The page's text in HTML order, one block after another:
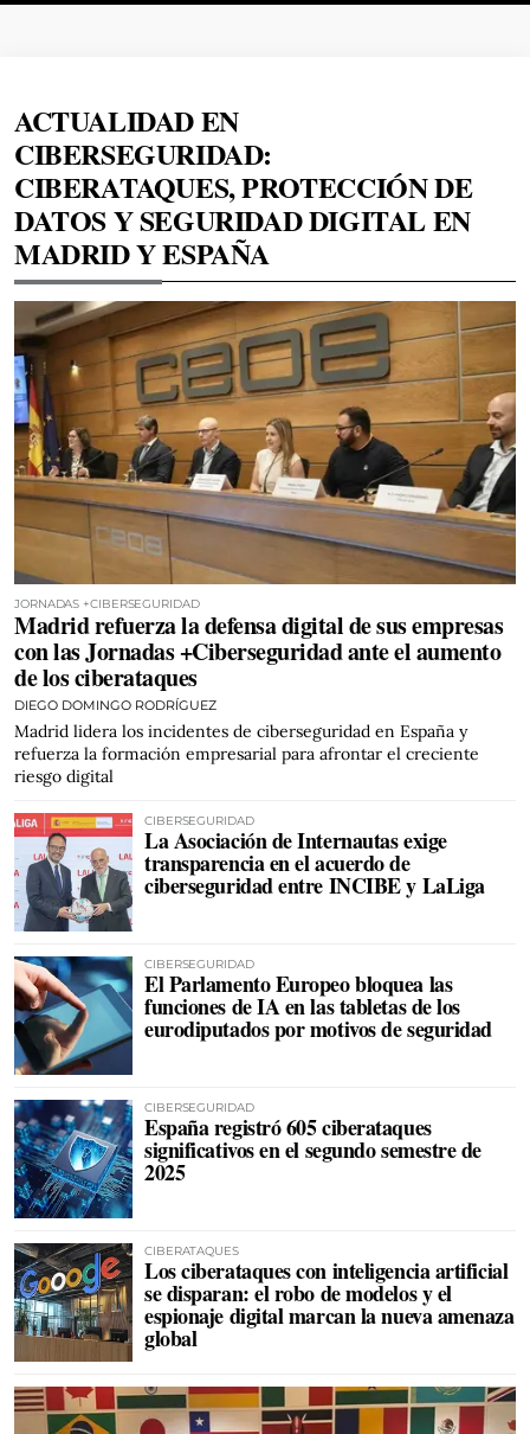
ACTUALIDAD EN
CIBERSEGURIDAD:
CIBERATAQUES, PROTECCIÓN DE
DATOS Y SEGURIDAD DIGITAL EN
MADRID Y ESPAÑA
JORNADAS +CIBERSEGURIDAD
Madrid refuerza la defensa digital de sus empresas
con las Jornadas +Ciberseguridad ante el aumento
de los ciberataques
DIEGO DOMINGO RODRÍGUEZ
Madrid lidera los incidentes de ciberseguridad en España y
refuerza la formación empresarial para afrontar el creciente
riesgo digital
CIBERSEGURIDAD
La Asociación de Internautas exige
transparencia en el acuerdo de
ciberseguridad entre INCIBE y LaLiga
CIBERSEGURIDAD
El Parlamento Europeo bloquea las
funciones de IA en las tabletas de los
eurodiputados por motivos de seguridad
CIBERSEGURIDAD
España registró 605 ciberataques
significativos en el segundo semestre de
2025
CIBERATAQUES
Los ciberataques con inteligencia artificial
se disparan: el robo de modelos y el
espionaje digital marcan la nueva amenaza
global